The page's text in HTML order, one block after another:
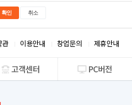
확인 취소
관 이용안내 창업문의 제휴안내
회사소개
고객센터 PC버전